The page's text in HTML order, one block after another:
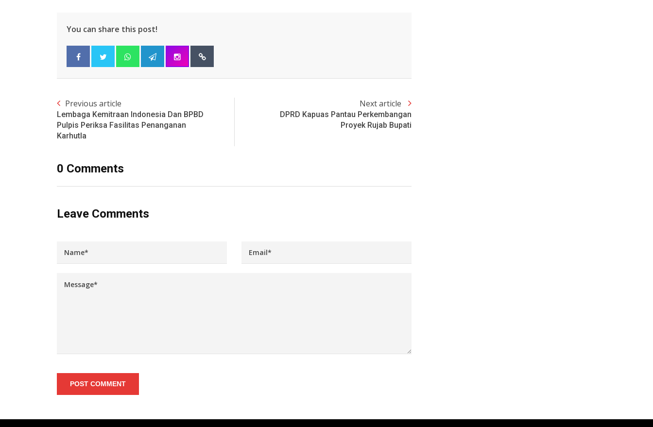
You can share this post!
Previous article
Lembaga Kemitraan Indonesia Dan BPBD
Pulpis Periksa Fasilitas Penanganan
Karhutla
Next article
DPRD Kapuas Pantau Perkembangan
Proyek Rujab Bupati
0 Comments
Leave Comments
POST COMMENT